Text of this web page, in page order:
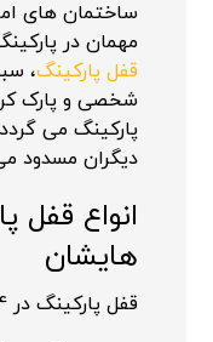
ساختمان های
مهمان در
قفل پارکینگ،
شخصی و پارک
پارکینگ می
دیگران مسدود
انواع قفل
هایشان
قفل پارکینگ در 4 مدل و اندازه عرضه می شود :